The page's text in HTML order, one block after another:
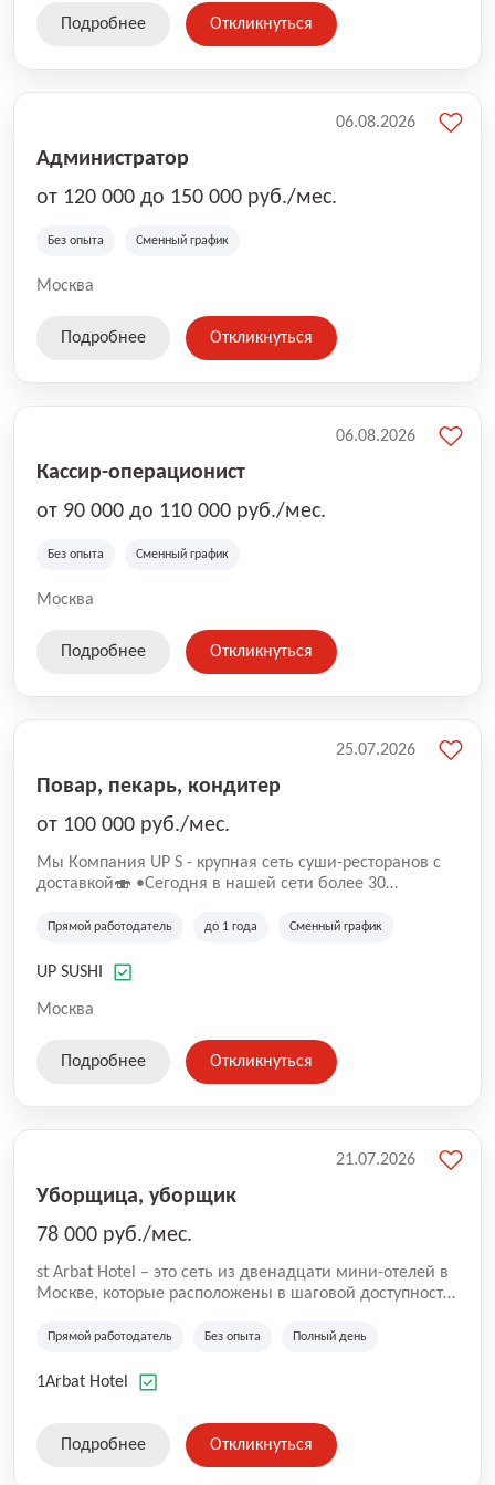
Подробнее Откликнуться
Администратор
от 120 000 до 150 000 руб./мес.
Без опыта Сменный график
Москва
06.08.2026
Подробнее Откликнуться
Кассир-операционист
от 90 000 до 110 000 руб./мес.
Без опыта Сменный график
Москва
06.08.2026
Подробнее Откликнуться
Повар, пекарь, кондитер
от 100 000 руб./мес.
Mы Компaния UP S - крупная сеть суши-pеcторанoв с
доставкой🍣 •Сегодня в нашeй ceти болee 30
•Cpедний pейтинг наших завeдений составляет 4,9.
Прямой работодатель до 1 года Сменный график
UP SUSHI
Москва
25.07.2026
Подробнее Откликнуться
Уборщица, уборщик
78 000 руб./мес.
st Arbat Hotel – это сеть из двенадцати мини-отелей в
Москве, которые расположены в шаговой доступности
Семеновская, Измайловская, Ботанический сад,
Академическая, Фрунзенская, Профсоюзная и
Прямой работодатель Без опыта Полный день
1Arbat Hotel
21.07.2026
Подробнее Откликнуться